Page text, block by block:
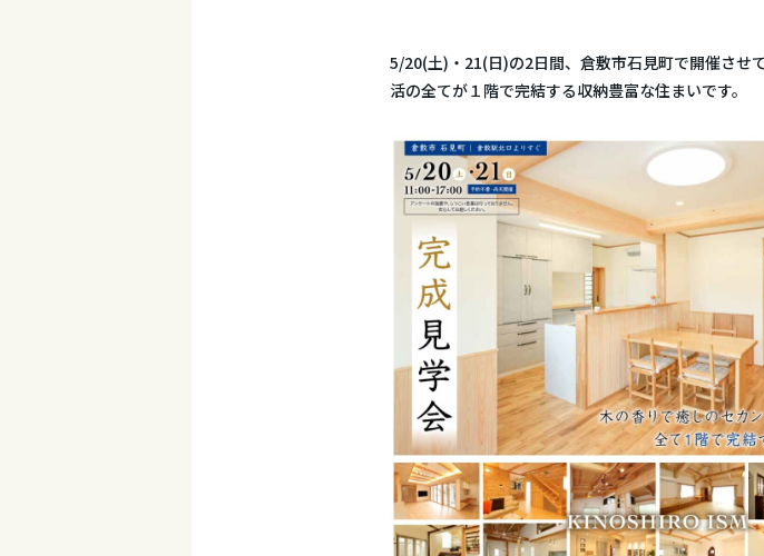
5/20(土)・21(日)の2日間、倉敷市石見町で開催させ
活の全てが１階で完結する収納豊富な住まいです。